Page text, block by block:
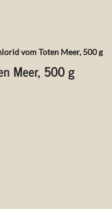
vom Toten Meer, 500 g
Meer, 500 g